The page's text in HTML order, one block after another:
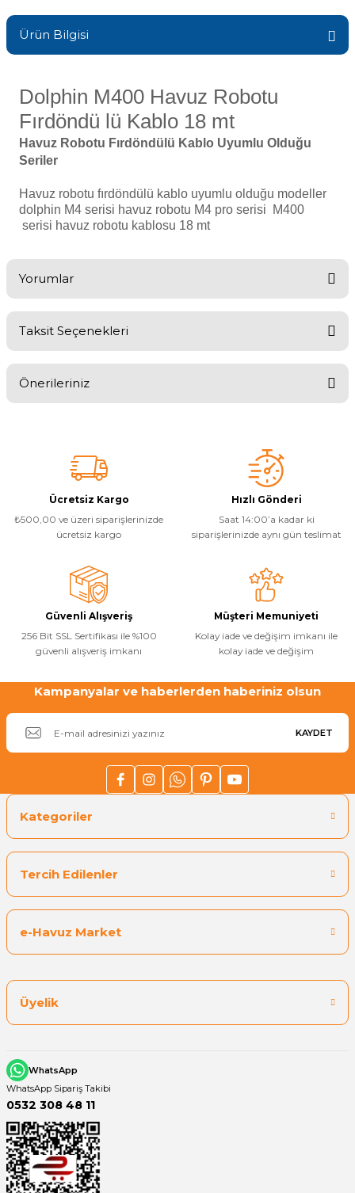
Gemaş Havuz
Wtr Havuz
Sıvı Ph- Düşürücü
Toz Ph+ Yükseltici
Wtr Havuz Kimyasalları Setleri
Yosun Öldürücü
Selenoid
Alkalinite Düşürücü
e Pool Expert
Havuz Filtre
Havuz Kış Kimyasalı
Süper Pool
Tuz
Havuz Vana
Havuz Isıtma
Havuz Elektrik
Havuz Sarf
Havuz
Endüstriyel Blower
Ayak Havuzu
Havuz Robotu Yedek
Dalgıç Pompa
Dezenfeksiyon
Havuz Güvenlik
Havuz
Kapağı
Havuz Pompa
Ürün Bilgisi
Dolphin M400 Havuz Robotu
Fırdöndü lü Kablo 18 mt
Havuz Robotu Fırdöndülü Kablo Uyumlu Olduğu
Seriler
Havuz robotu fırdöndülü kablo uyumlu olduğu modeller
dolphin M4 serisi havuz robotu M4 pro serisi M400
serisi havuz robotu kablosu 18 mt
Yorumlar
Taksit Seçenekleri
Önerileriniz
Görüş ve önerileriniz için teşekkür ederiz.
Ürün resmi kalitesiz, bozuk veya görüntülenemiyor.
Ürün açıklamasında eksik bilgiler bulunuyor.
Ürün bilgilerinde hatalar bulunuyor.
Ürün fiyatı diğer sitelerden daha pahalı.
Bu ürüne benzer farklı alternatifler olmalı.
Gönder
Ücretsiz Kargo
₺500,00 ve üzeri siparişlerinizde
ücretsiz kargo
Hızlı Gönderi
Saat 14:00’a kadar ki
siparişlerinizde aynı gün teslimat
Güvenli Alışveriş
256 Bit SSL Sertifikası ile %100
güvenli alışveriş imkanı
Müşteri Memuniyeti
Kolay iade ve değişim imkanı ile
kolay iade ve değişim
Kampanyalar ve haberlerden haberiniz olsun
KAYDET
Kategoriler
Tercih Edilenler
e-Havuz Market
Üyelik
WhatsApp
WhatsApp Sipariş Takibi
0532 308 48 11